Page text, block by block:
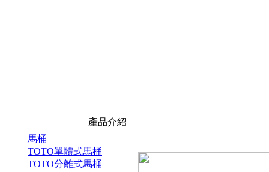
產品介紹
馬桶
TOTO單體式馬桶
TOTO分離式馬桶